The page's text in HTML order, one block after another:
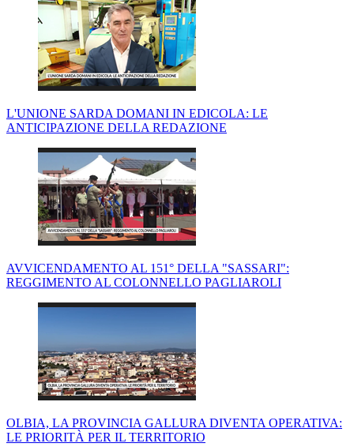
L'UNIONE SARDA DOMANI IN EDICOLA: LE
ANTICIPAZIONE DELLA REDAZIONE
AVVICENDAMENTO AL 151° DELLA "SASSARI":
REGGIMENTO AL COLONNELLO PAGLIAROLI
OLBIA, LA PROVINCIA GALLURA DIVENTA OPERATIVA:
LE PRIORITÀ PER IL TERRITORIO